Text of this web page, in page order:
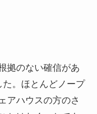
拠のない確信があ
た。ほとんどノープ
アハウスの方のさ